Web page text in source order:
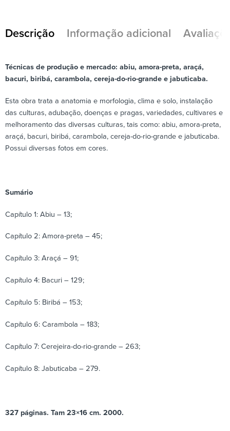
Descrição Informação adicional
Técnicas de produção e mercado: abiu, amora-preta, araçá,
bacuri, biribá, carambola, cereja-do-rio-grande e jabuticaba.
Esta obra trata a anatomia e morfologia, clima e solo, instalação
das culturas, adubação, doenças e pragas, variedades, cultivares e
melhoramento das diversas culturas, tais como: abiu, amora-preta,
araçá, bacuri, biribá, carambola, cereja-do-rio-grande e jabuticaba.
Possui diversas fotos em cores.
Sumário
Capítulo 1: Abiu – 13;
Capítulo 2: Amora-preta – 45;
Capítulo 3: Araçá – 91;
Capítulo 4: Bacuri – 129;
Capítulo 5: Biribá – 153;
Capítulo 6: Carambola – 183;
Capítulo 7: Cerejeira-do-rio-grande – 263;
Capítulo 8: Jabuticaba – 279.
327 páginas. Tam 23×16 cm. 2000.